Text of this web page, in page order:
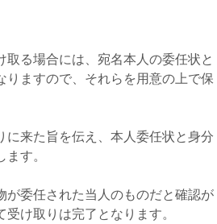
る場合には、宛名本人の委任状と
ますので、それらを用意の上で保
に来た旨を伝え、本人委任状と身分
す。
が委任された当人のものだと確認が
け取りは完了となります。